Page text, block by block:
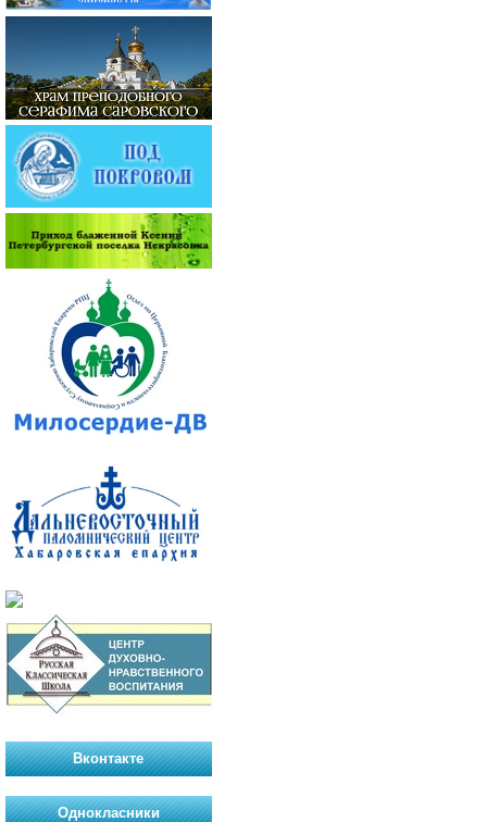
Вконтакте
Однокласники